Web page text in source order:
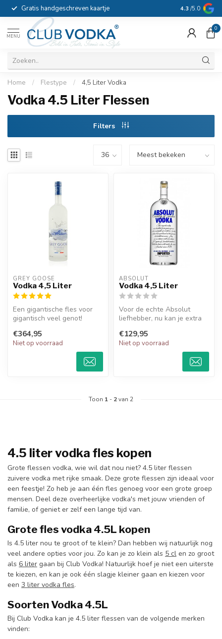
Gratis handgeschreven kaartje Voor 16:00
4.3 /5.0
MENU
0
Home / Flestype / 4,5 Liter Vodka
Vodka 4.5 Liter Flessen
Filters
GREY GOOSE
Vodka 4,5 Liter
Een gigantische fles voor
gigantisch veel genot!
€364,95
Niet op voorraad
ABSOLUT
Vodka 4,5 Liter
Voor de echte Absolut
liefhebber, nu kan je extra
grote f...
€129,95
Niet op voorraad
Toon 1 - 2van 2
4.5 liter vodka fles kopen
Grote flessen vodka, wie wil dat nou niet? 4.5 liter flessen
zuivere vodka met rijke smaak. Deze grote flessen zijn ideaal voor
een feestje! Zo heb je aan één fles genoeg voor een grote groep
mensen. Deel deze overheerlijke vodka's met jouw vrienden of
familie, of geniet er zelf een lange tijd van.
Grote fles vodka 4.5L kopen
Is 4.5 liter nou te groot of te klein? Dan hebben wij natuurlijk nog
veel andere opties voor jou. Zo kan je zo klein als 5 cl en zo groot
als 6 liter gaan bij Club Vodka! Natuurlijk hoef je niet een uiterste
te kiezen, en kan je ook één slagje kleiner gaan en kiezen voor
een 3 liter vodka fles.
Soorten Vodka 4.5L
Bij Club Vodka kan je 4.5 liter flessen van de volgende merken
vinden: